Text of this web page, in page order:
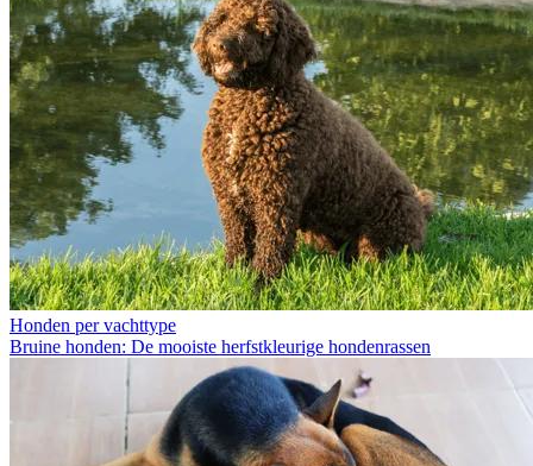
Honden per vachttype
Bruine honden: De mooiste herfstkleurige hondenrassen